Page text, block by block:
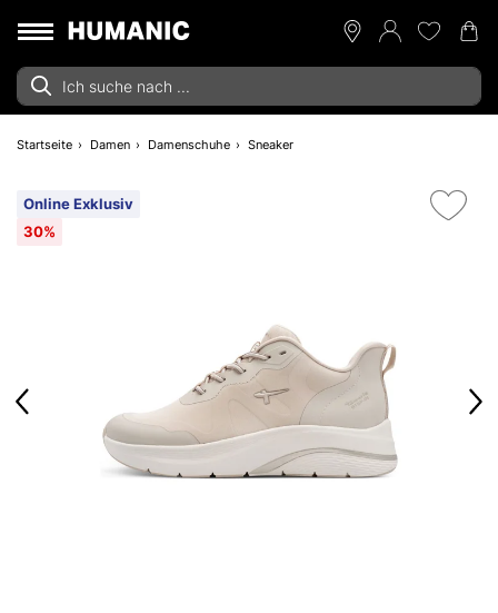
Startseite Damen Damenschuhe Sneaker
Online Exklusiv
30%